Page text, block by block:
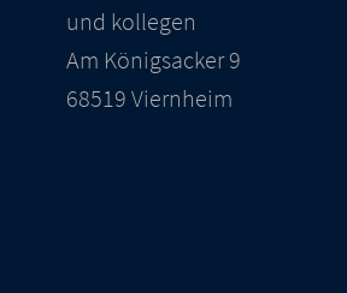
und kollegen
Am Königsacker 9
68519 Viernheim